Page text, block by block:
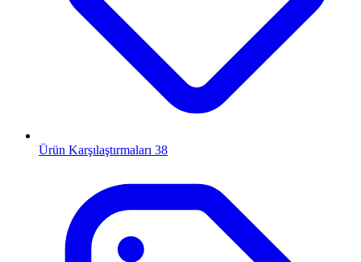
Ürün Karşılaştırmaları 38